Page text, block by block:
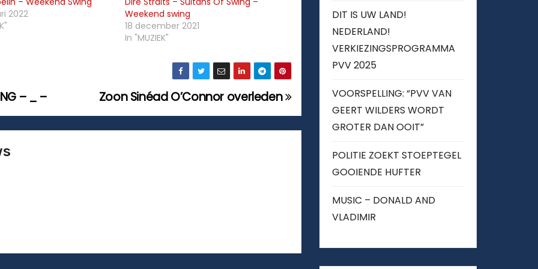
2022
Weekend swing
18 december 2021
In "MUZIEK"
Zoon Sinéad O’Connor overleden
– _ –
DIT IS UW LAND!
NEDERLAND!
VERKIEZINGSPROGRAMMA
PVV 2025
VOORSPELLING: “PVV VAN
GEERT WILDERS WORDT
GROTER DAN OOIT”
POLITIE ZOEKT STOEPTEGEL
GOOIENDE HUFTER
MUSIC – DONALD AND
VLADIMIR